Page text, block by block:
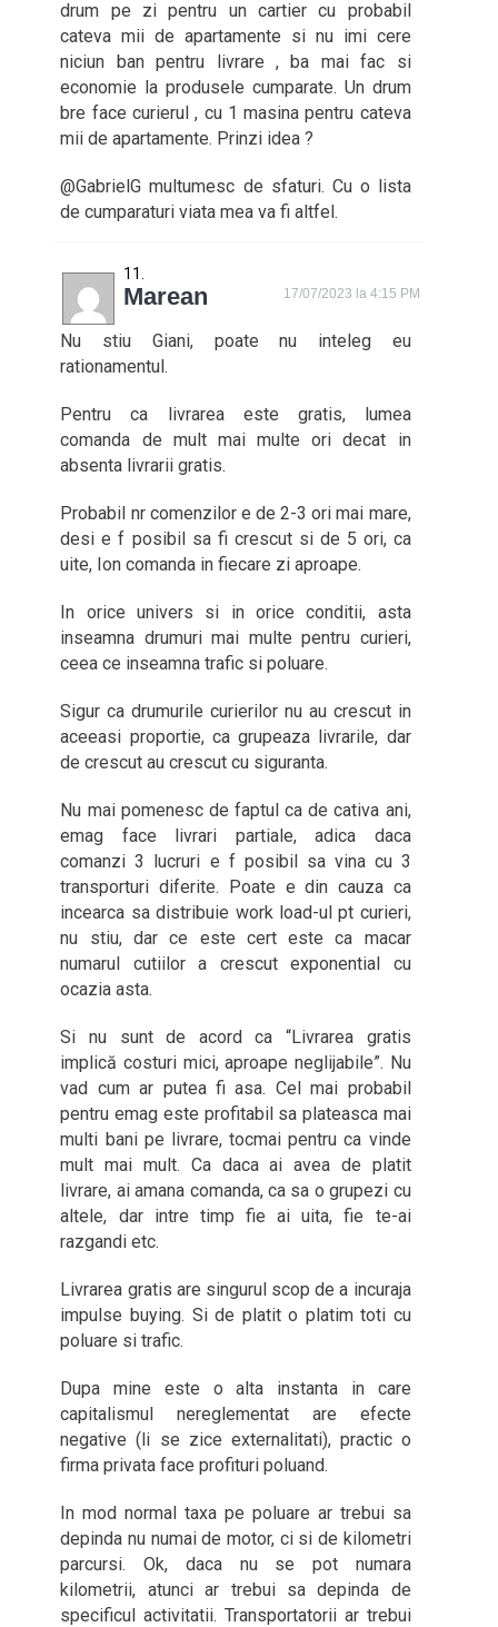
drum pe zi pentru un cartier cu probabil
cateva mii de apartamente si nu imi cere
niciun ban pentru livrare , ba mai fac si
economie la produsele cumparate. Un drum
bre face curierul , cu 1 masina pentru cateva
mii de apartamente. Prinzi idea ?
@GabrielG multumesc de sfaturi. Cu o lista
de cumparaturi viata mea va fi altfel.
Marean 17/07/2023 la 4:15 PM
Nu stiu Giani, poate nu inteleg eu
rationamentul.
Pentru ca livrarea este gratis, lumea
comanda de mult mai multe ori decat in
absenta livrarii gratis.
Probabil nr comenzilor e de 2-3 ori mai mare,
desi e f posibil sa fi crescut si de 5 ori, ca
uite, Ion comanda in fiecare zi aproape.
In orice univers si in orice conditii, asta
inseamna drumuri mai multe pentru curieri,
ceea ce inseamna trafic si poluare.
Sigur ca drumurile curierilor nu au crescut in
aceeasi proportie, ca grupeaza livrarile, dar
de crescut au crescut cu siguranta.
Nu mai pomenesc de faptul ca de cativa ani,
emag face livrari partiale, adica daca
comanzi 3 lucruri e f posibil sa vina cu 3
transporturi diferite. Poate e din cauza ca
incearca sa distribuie work load-ul pt curieri,
nu stiu, dar ce este cert este ca macar
numarul cutiilor a crescut exponential cu
ocazia asta.
Si nu sunt de acord ca “Livrarea gratis
implică costuri mici, aproape neglijabile”. Nu
vad cum ar putea fi asa. Cel mai probabil
pentru emag este profitabil sa plateasca mai
multi bani pe livrare, tocmai pentru ca vinde
mult mai mult. Ca daca ai avea de platit
livrare, ai amana comanda, ca sa o grupezi cu
altele, dar intre timp fie ai uita, fie te-ai
razgandi etc.
Livrarea gratis are singurul scop de a incuraja
impulse buying. Si de platit o platim toti cu
poluare si trafic.
Dupa mine este o alta instanta in care
capitalismul nereglementat are efecte
negative (li se zice externalitati), practic o
firma privata face profituri poluand.
In mod normal taxa pe poluare ar trebui sa
depinda nu numai de motor, ci si de kilometri
parcursi. Ok, daca nu se pot numara
kilometrii, atunci ar trebui sa depinda de
specificul activitatii. Transportatorii ar trebui